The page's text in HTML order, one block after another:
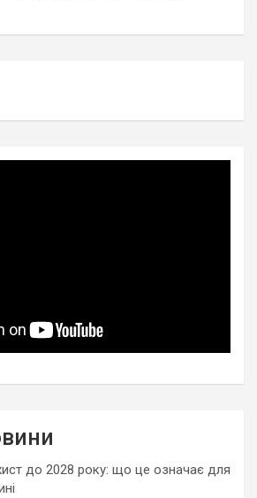
до 2028 року: що це означає для